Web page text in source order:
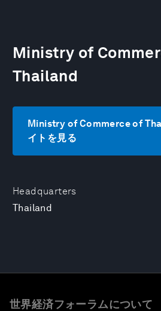
Headquarters
Thailand
Ministry of
Thailand
Ministry of Commerce of
イトを見る
世界経済フォーラムについて